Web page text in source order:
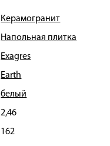
Керамогранит
Напольная плитка
Exagres
Earth
белый
2,46
162